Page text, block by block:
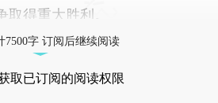
得重大胜利。
7500字 订阅后继续阅读
取已订阅的阅读权限